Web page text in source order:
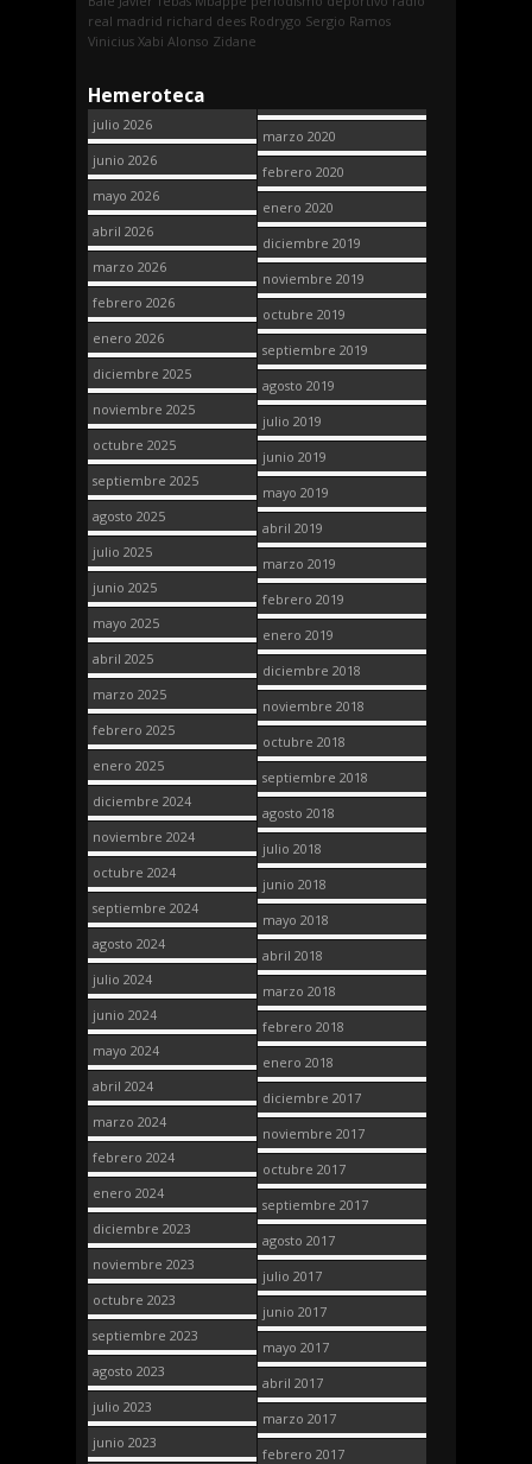
real madrid richard dees Rodrygo Sergio Ramos
Vinicius Xabi Alonso Zidane
Hemeroteca
julio 2026
junio 2026
mayo 2026
abril 2026
marzo 2026
febrero 2026
enero 2026
diciembre 2025
noviembre 2025
octubre 2025
septiembre 2025
agosto 2025
julio 2025
junio 2025
mayo 2025
abril 2025
marzo 2025
febrero 2025
enero 2025
diciembre 2024
noviembre 2024
octubre 2024
septiembre 2024
agosto 2024
julio 2024
junio 2024
mayo 2024
abril 2024
marzo 2024
febrero 2024
enero 2024
diciembre 2023
noviembre 2023
octubre 2023
septiembre 2023
agosto 2023
julio 2023
junio 2023
marzo 2020
febrero 2020
enero 2020
diciembre 2019
noviembre 2019
octubre 2019
septiembre 2019
agosto 2019
julio 2019
junio 2019
mayo 2019
abril 2019
marzo 2019
febrero 2019
enero 2019
diciembre 2018
noviembre 2018
octubre 2018
septiembre 2018
agosto 2018
julio 2018
junio 2018
mayo 2018
abril 2018
marzo 2018
febrero 2018
enero 2018
diciembre 2017
noviembre 2017
octubre 2017
septiembre 2017
agosto 2017
julio 2017
junio 2017
mayo 2017
abril 2017
marzo 2017
febrero 2017